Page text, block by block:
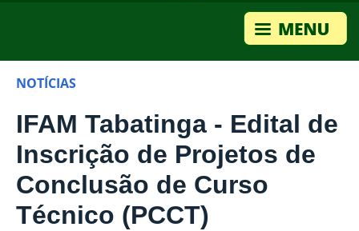
NOTÍCIAS
IFAM Tabatinga - Edital de
Inscrição de Projetos de
Conclusão de Curso
Técnico (PCCT)